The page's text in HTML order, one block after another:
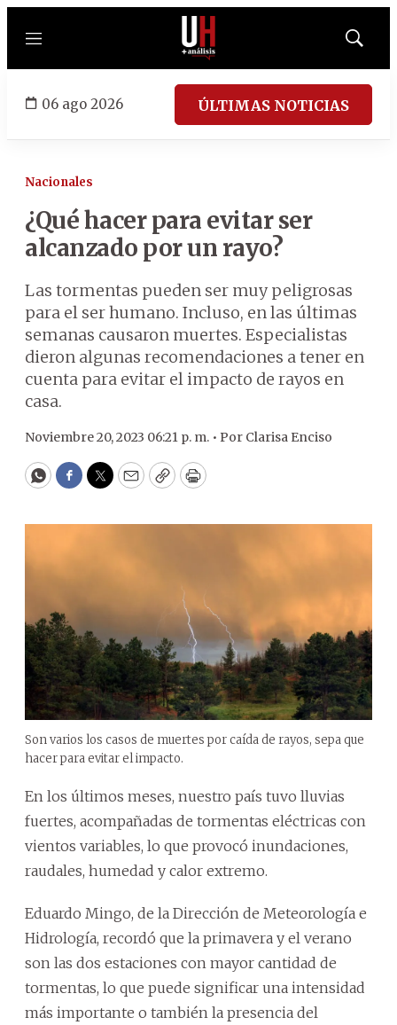
Menú
Mostrar
06 ago 2026 ÚLTIMAS NOTICIAS
Nacionales
¿Qué hacer para evitar ser
alcanzado por un rayo?
Las tormentas pueden ser muy peligrosas
para el ser humano. Incluso, en las últimas
semanas causaron muertes. Especialistas
dieron algunas recomendaciones a tener en
cuenta para evitar el impacto de rayos en
casa.
Noviembre 20, 2023 06:21 p. m. • Por Clarisa Enciso
WhatsApp
Facebook
Twitter
EmailCopyPrint
Son varios los casos de muertes por caída de rayos, sepa que
hacer para evitar el impacto.
En los últimos meses, nuestro país tuvo lluvias
fuertes, acompañadas de tormentas eléctricas con
vientos variables, lo que provocó inundaciones,
raudales, humedad y calor extremo.
Eduardo Mingo, de la Dirección de Meteorología e
Hidrología, recordó que la primavera y el verano
son las dos estaciones con mayor cantidad de
tormentas, lo que puede significar una intensidad
más importante o también la presencia del